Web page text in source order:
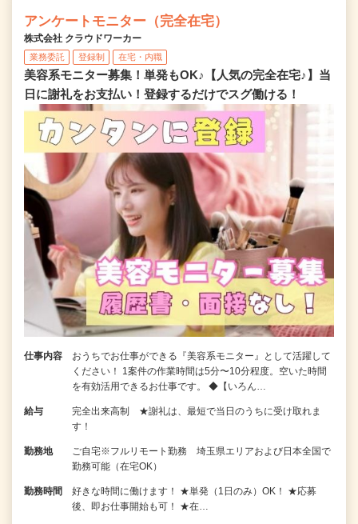
アンケートモニター（完全在宅）
株式会社 クラウドワーカー
業務委託 登録制 在宅・内職
美容系モニター募集！単発もOK♪【人気の完全在宅♪】当
日に謝礼をお支払い！登録するだけでスグ働ける！
仕事内容
おうちでお仕事ができる『美容系モニター』として活躍して
ください！ 1案件の作業時間は5分〜10分程度。空いた時間
を有効活用できるお仕事です。 ◆【いろん…
給与
完全出来高制 ★謝礼は、最短で当日のうちに受け取れま
す！
勤務地
ご自宅※フルリモート勤務 埼玉県エリアおよび日本全国で
勤務可能（在宅OK）
勤務時間
好きな時間に働けます！ ★単発（1日のみ）OK！ ★応募
後、即お仕事開始も可！ ★在…